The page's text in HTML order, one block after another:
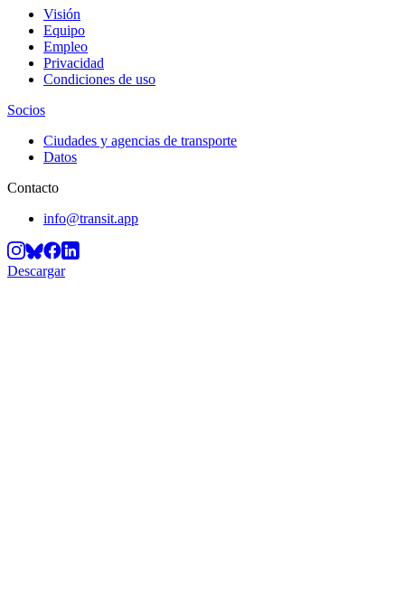
Visión
Equipo
Empleo
Privacidad
Condiciones de uso
Socios
Ciudades y agencias de transporte
Datos
Contacto
info@transit.app
Descargar